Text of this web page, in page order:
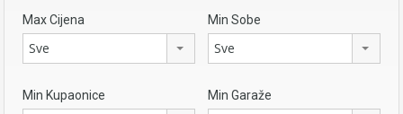
Max Cijena
Sve
Min Sobe
Sve
Min Kupaonice Min Garaže